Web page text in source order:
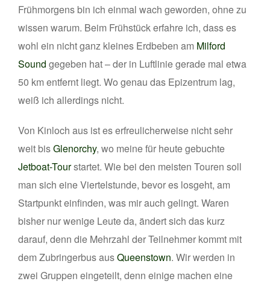
Frühmorgens bin ich einmal wach geworden, ohne zu
wissen warum. Beim Frühstück erfahre ich, dass es
wohl ein nicht ganz kleines Erdbeben am Milford
Sound gegeben hat – der in Luftlinie gerade mal etwa
50 km entfernt liegt. Wo genau das Epizentrum lag,
weiß ich allerdings nicht.
Von Kinloch aus ist es erfreulicherweise nicht sehr
weit bisGlenorchy, wo meine für heute gebuchte
Jetboat-Tourstartet. Wie bei den meisten Touren soll
man sich eine Viertelstunde, bevor es losgeht, am
Startpunkt einfinden, was mir auch gelingt. Waren
bisher nur wenige Leute da, ändert sich das kurz
darauf, denn die Mehrzahl der Teilnehmer kommt mit
dem Zubringerbus ausQueenstown. Wir werden in
zwei Gruppen eingeteilt, denn einige machen eine